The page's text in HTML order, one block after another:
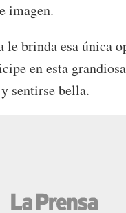
imagen.
brinda esa única
en esta
sentirse bella.